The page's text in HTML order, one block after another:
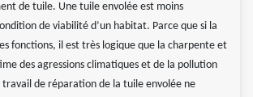
de tuile. Une tuile envolée est moins
de viabilité d’un habitat. Parce que si la
fonctions, il est très logique que la charpente et
des agressions climatiques et de la pollution
de réparation de la tuile envolée ne